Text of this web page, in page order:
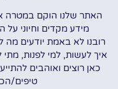
האתר שלנו הוקם במטרה
מידע מקדים וחיוני
רובנו לא באמת יודעים
איך לעשות, למי לפנות, מתי
כאן רוצים ואוהבים
טיפים/